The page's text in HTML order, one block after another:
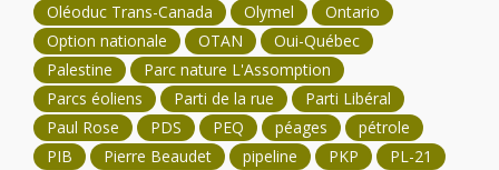
Oléoduc Trans-Canada
Olymel
Ontario
Option nationale
OTAN
Oui-Québec
Palestine
Parc nature L'Assomption
Parcs éoliens
Parti de la rue
Parti Libéral
Paul Rose
PDS PEQ péages
pétrole
PIB
Pierre Beaudet pipeline PKP
PL-21